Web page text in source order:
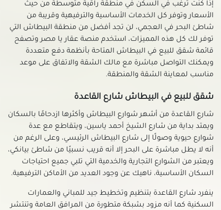
شقق للبيع في سان ستيفانو
شقق للبيع في سبورتنج
شقق للبيع في سموحة
شقق للبيع في سيدى بشر
شقق للبيع في سيدى جابر
شقق للبيع في شدس
شقق للبيع في غبريال
شقق للبيع في فيكتوريا
شقق للبيع بكامب شيزار
شقق للبيع في كرموز
شقق للبيع بكليوباترا
شقق للبيع في كورنيش الإسكندرية
شقق للبيع في كوم الشقافة
شقق للبيع في لوران
إذا كنت ترغب في السكن في منطقة راقية متوسطة من حيث
الأسعار وتوفر كل الخدمات الأساسية والترفيهية وقريبة من
شاطئ البحر في العجمي، لن تجد أفضل من منطقة البيطاش التي
توفر لك كل هذه المميزات، استخدم منصة عقار يا مصر وتصفح
قائمة شقق للبيع في البيطاش المتاحة بأنظمة دفع متعددة
ويمكنك التواصل مباشرة مع مالك الشقة والاتفاق على موعد
مناسب لمعاينة الشقة والمنطقة.
شقق للبيع في البيطاش شارع القاعدة
شارع القاعدة من أشهر شوارع البيطاش وأكثرها ازدحامًا بالسكان
ويمتد بداية من شارع الشيخ أحمد ياسين، ويتقاطع مع عدة
شوارع حيوية وصولًا إلى شارع البيطاش الرئيسي، وعلى الرغم من
أنه لا يطل مباشرة على البحر إلا أنه قريب نسبيًا من شاطئ بيانكي،
ويعتبر من الشوارع التجارية والخدمية التي تلبي جميع احتياجات
السكان الأساسية، ناهيك عن وجود العديد من الأماكن الترفيهية.
ينفرد شارع القاعدة بتنظيم وتخطيط جيد للمباني والعمارات
السكنية كما أنه مزود بشبكة متطورة من المرافق العامة وتنتشر